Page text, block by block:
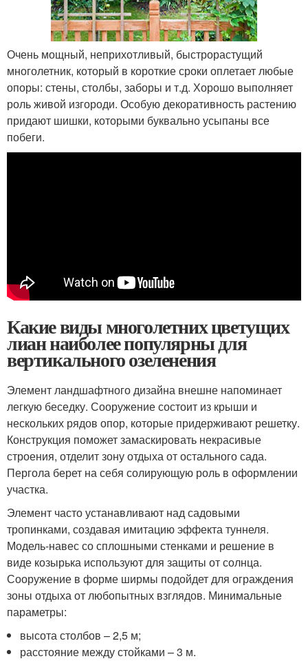
Очень мощный, неприхотливый, быстрорастущий
многолетник, который в короткие сроки оплетает любые
опоры: стены, столбы, заборы и т.д. Хорошо выполняет
роль живой изгороди. Особую декоративность растению
придают шишки, которыми буквально усыпаны все
побеги.
Какие виды многолетних цветущих
лиан наиболее популярны для
вертикального озеленения
Элемент ландшафтного дизайна внешне напоминает
легкую беседку. Сооружение состоит из крыши и
нескольких рядов опор, которые придерживают решетку.
Конструкция поможет замаскировать некрасивые
строения, отделит зону отдыха от остального сада.
Пергола берет на себя солирующую роль в оформлении
участка.
Элемент часто устанавливают над садовыми
тропинками, создавая имитацию эффекта туннеля.
Модель-навес со сплошными стенками и решение в
виде козырька используют для защиты от солнца.
Сооружение в форме ширмы подойдет для ограждения
зоны отдыха от любопытных взглядов. Минимальные
параметры:
высота столбов – 2,5 м;
расстояние между стойками – 3 м.